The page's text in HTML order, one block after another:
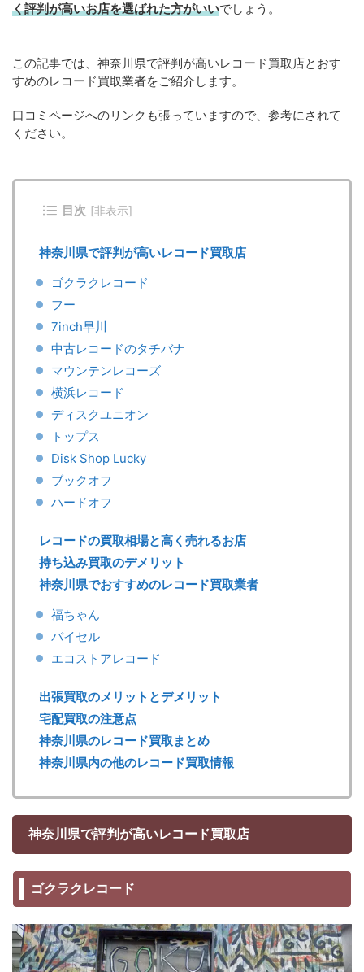
く評判が高いお店を選ばれた方がいいでしょう。
この記事では、神奈川県で評判が高いレコード買取店とおす
すめのレコード買取業者をご紹介します。
口コミページへのリンクも張っていますので、参考にされて
ください。
目次 [非表示]
神奈川県で評判が高いレコード買取店
ゴクラクレコード
フー
7inch早川
中古レコードのタチバナ
マウンテンレコーズ
横浜レコード
ディスクユニオン
トップス
Disk Shop Lucky
ブックオフ
ハードオフ
レコードの買取相場と高く売れるお店
持ち込み買取のデメリット
神奈川県でおすすめのレコード買取業者
福ちゃん
バイセル
エコストアレコード
出張買取のメリットとデメリット
宅配買取の注意点
神奈川県のレコード買取まとめ
神奈川県内の他のレコード買取情報
神奈川県で評判が高いレコード買取店
ゴクラクレコード